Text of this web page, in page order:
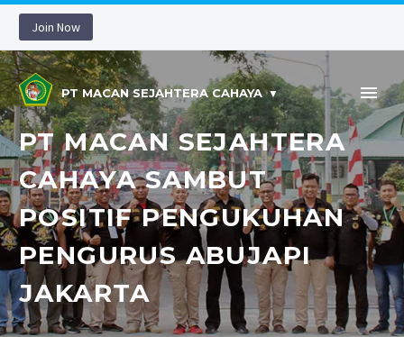
Join Now
PT MACAN SEJAHTERA CAHAYA
PT MACAN SEJAHTERA
CAHAYA SAMBUT
POSITIF PENGUKUHAN
PENGURUS ABUJAPI
JAKARTA